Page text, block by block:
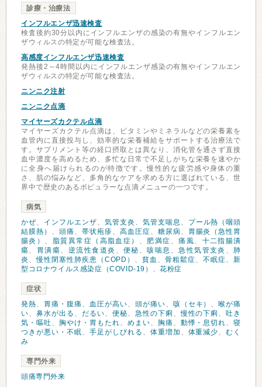
診療・治療法
インフルエンザ迅速検査
検査後約30分以内にインフルエンザの感染の有無やインフルエン
ザウィルスの特定が可能な検査法。
高感度インフルエンザ迅速検査
発熱後2～4時間以内にインフルエンザ感染の有無やインフルエン
ザウィルスの特定が可能な検査法。
ニンニク注射
ニンニク点滴
マイヤーズカクテル点滴
マイヤーズカクテル点滴は、ビタミンやミネラルなどの栄養素を
血管内に直接投与し、効率的な栄養補給をサポートする治療法で
す。サプリメント等の経口摂取とは異なり、消化管を通さず直接
血中濃度を高めるため、多忙な日常で不足しがちな栄養を速やか
に全身へ届けられるのが特徴です。慢性的な疲労感や身体の重
さ、肌の悩みなど、多角的なケアを求める方に選ばれている、世
界中で歴史のあるポピュラーな点滴メニューの一つです。
病気
かぜ、 インフルエンザ、 気管支炎 、 気管支喘息 、
プール熱（咽頭
結膜熱） 、 頭痛 、 帯状疱疹、 高血圧症、 糖尿病、
胃腸炎（急性胃
腸炎） 、 脂質異常症（高脂血症） 、 肥満症 、痛風、 十二指腸潰
瘍、 胃潰瘍、 逆流性食道炎 、 便秘 、咳喘息 、急性気管支炎 、 肺
炎 、慢性閉塞性肺疾患（COPD） 、貧血 、骨粗鬆症、不眠症、新
型コロナウイルス感染症（COVID-19） 、花粉症
症状
発熱、 胃痛・腹痛 、 血圧が高い、 頭が痛い、 咳（セキ） 、喉が痛
い、 鼻水が出る 、 だるい、 便秘、 急性の下痢 、慢性の下痢 、吐き
気・嘔吐、 胸やけ・胃もたれ、 めまい、 胸痛 、 動悸・息切れ、寝
つきが悪い・不眠、 手足がしびれる 、 体重増加 、 体重減少、むく
み
専門外来
頭痛専門外来